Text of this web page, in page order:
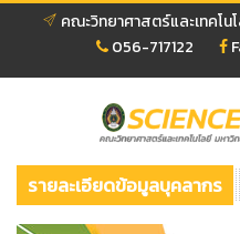
คณะวิทยาศาสตร์และเทคโ
056-717122
รายละเอียดข้อมูลบุคลากร